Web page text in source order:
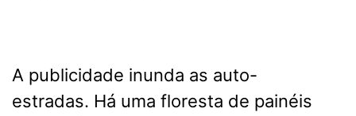
A publicidade inunda as auto-
estradas. Há uma floresta de painéis